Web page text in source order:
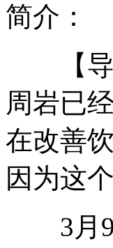
贵州特大拐卖
成都机场因大
简介：
【导
周岩已
在改善
因为这
3月9